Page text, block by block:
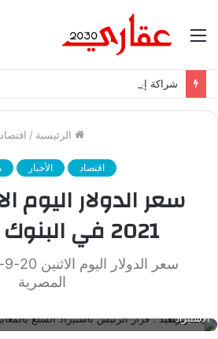
القائمة
شراكة إيجي تاورز مع بلدينا.. قيمة مضافة
الرئيسية / اقتصاد
اقتصاد الأخبار
2021 في البنوك المصرية
المصرية
الاستيراد